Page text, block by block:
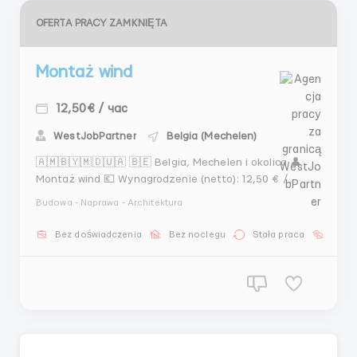
OFERTA PRACY ZAMKNIĘTA
Montaż wind
12,50€ / час
WestJobPartner Belgia (Mechelen)
🇦🇲🇧🇾🇲🇩🇺🇦 🇧🇪 Belgia, Mechelen i okolica 👤
Montaż wind 💶 Wynagrodzenie (netto): 12,50 € /
windami). 13€-15€/godz. - dla samodzielnego
Budowa - Naprawa - Architektura
Bez doświadczenia Bez noclegu Stała praca